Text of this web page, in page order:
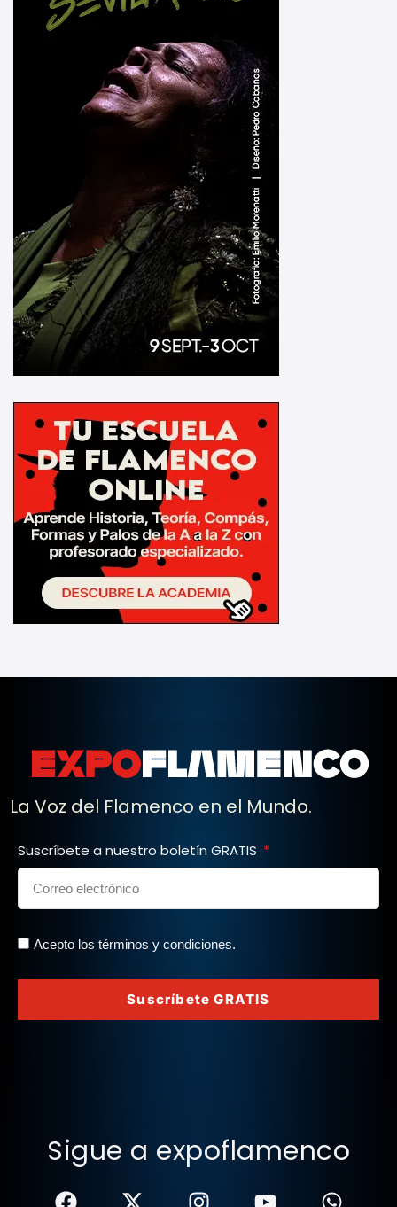
La Voz del Flamenco en el Mundo.
Suscríbete a nuestro boletín GRATIS
Acepto los términos y condiciones.
Suscríbete GRATIS
Sigue a expoflamenco